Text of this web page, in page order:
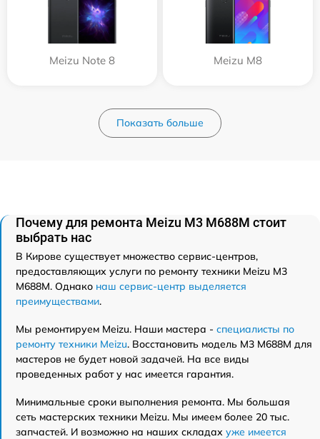
Meizu Note 8 Meizu M8
Показать больше
Почему для ремонта Meizu M3 M688M стоит
выбрать нас
В Кирове существует множество сервис-центров,
предоставляющих услуги по ремонту техники Meizu M3
M688M. Однако наш сервис-центр выделяется
преимуществами.
Мы ремонтируем Meizu. Наши мастера - специалисты по
ремонту техники Meizu. Восстановить модель M3 M688M для
мастеров не будет новой задачей. На все виды
проведенных работ у нас имеется гарантия.
Минимальные сроки выполнения ремонта. Мы большая
сеть мастерских техники Meizu. Мы имеем более 20 тыс.
запчастей. И возможно на наших складах уже имеется